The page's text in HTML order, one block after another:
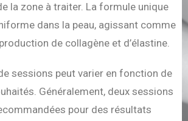
la zone à traiter. La formule unique
dans la peau, agissant comme
de collagène et d’élastine.
sessions peut varier en fonction de
Généralement, deux sessions
pour des résultats